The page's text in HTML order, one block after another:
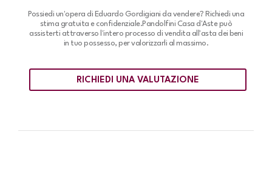
Possiedi un'opera di Eduardo Gordigiani da vendere? Richiedi una
stima gratuita e confidenziale.Pandolfini Casa d'Aste può
assisterti attraverso l'intero processo di vendita all'asta dei beni
in tuo possesso, per valorizzarli al massimo.
RICHIEDI UNA VALUTAZIONE